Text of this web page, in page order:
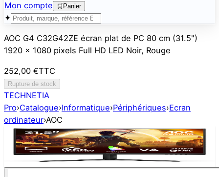
Mon compte
🛒 Panier
✦
AOC G4 C32G42ZE écran plat de PC 80 cm (31.5")
1920 x 1080 pixels Full HD LED Noir, Rouge
252,00 €TTC
Rupture de stock
TECHNETIA
Pro›Catalogue›Informatique›Périphériques›Ecran
ordinateur›AOC